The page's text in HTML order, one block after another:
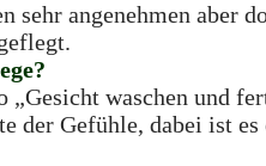
sehr angenehmen aber
waschen und
der Gefühle, dabei ist